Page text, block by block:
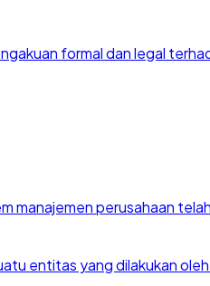
formal dan legal
perusahaan
entitas yang dilakukan